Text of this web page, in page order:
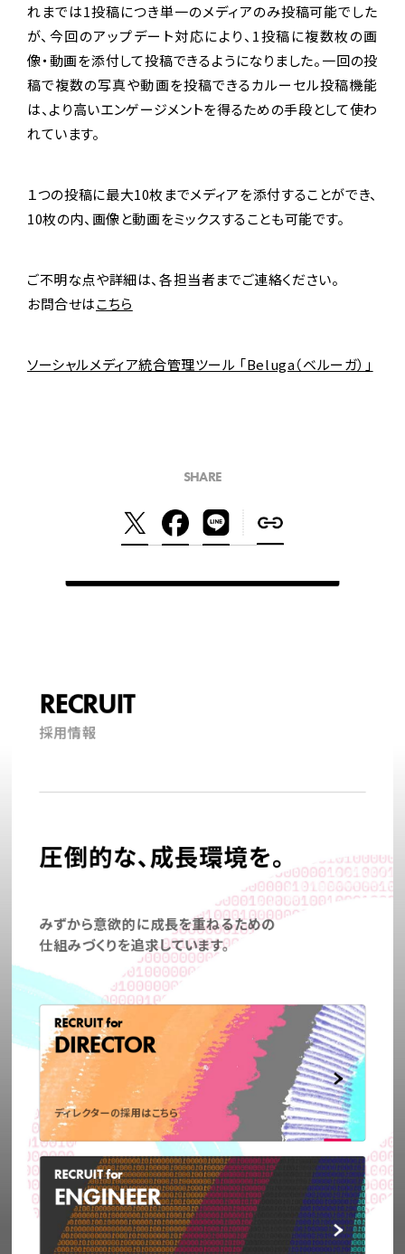
れまでは1投稿につき単一のメディアのみ投稿可能でした
が、今回のアップデート対応により、1投稿に複数枚の画
像・動画を添付して投稿できるようになりました。一回の投
稿で複数の写真や動画を投稿できるカルーセル投稿機能
は、より高いエンゲージメントを得るための手段として使わ
れています。
１つの投稿に最大10枚までメディアを添付することができ、
10枚の内、画像と動画をミックスすることも可能です。
ご不明な点や詳細は、各担当者までご連絡ください。
お問合せはこちら
ソーシャルメディア統合管理ツール 「Beluga（ベルーガ）」
SHARE
RECRUIT
採用情報
圧倒的な、成長環境を。
みずから意欲的に成長を重ねるための
仕組みづくりを追求しています。
RECRUIT for
DIRECTOR
ディレクターの採用はこちら
RECRUIT for
ENGINEER